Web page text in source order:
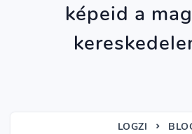
képeid a
LOGZI